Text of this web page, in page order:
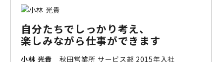
自分たちでしっかり考え、
楽しみながら仕事ができます
小林 光貴 秋田営業所 サービス部 2015年入社